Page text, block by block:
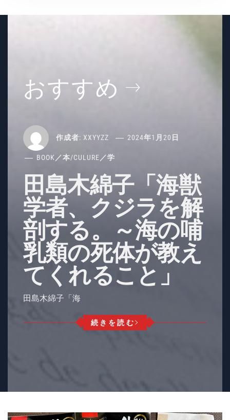
おすすめ
作成者: XXYYZZ 2024年1月20日
BOOK／本/CULURE／学
田島木綿子「海獣
学者、クジラを解
剖する。～海の哺
乳類の死体が教え
てくれること」
田島木綿子「海
続きを読む